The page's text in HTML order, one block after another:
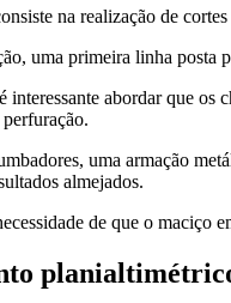
na realização de
uma primeira linha posta
interessante abordar que
uma armação
almejados.
de que o maciço